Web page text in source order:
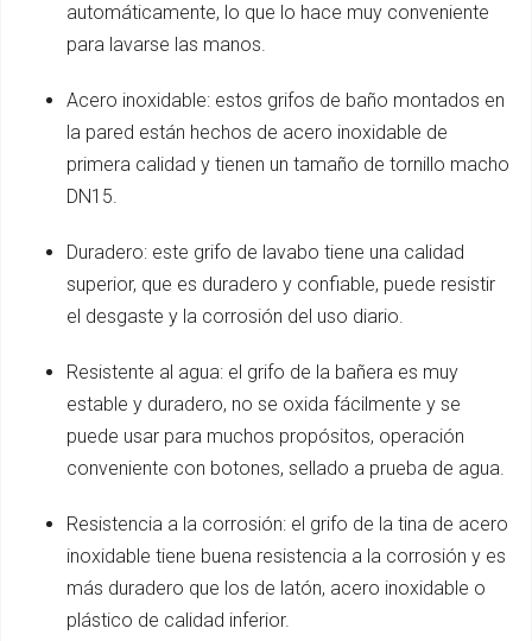
automáticamente, lo que lo hace muy conveniente
para lavarse las manos.
Acero inoxidable: estos grifos de baño montados en
la pared están hechos de acero inoxidable de
primera calidad y tienen un tamaño de tornillo macho
DN15.
Duradero: este grifo de lavabo tiene una calidad
superior, que es duradero y confiable, puede resistir
el desgaste y la corrosión del uso diario.
Resistente al agua: el grifo de la bañera es muy
estable y duradero, no se oxida fácilmente y se
puede usar para muchos propósitos, operación
conveniente con botones, sellado a prueba de agua.
Resistencia a la corrosión: el grifo de la tina de acero
inoxidable tiene buena resistencia a la corrosión y es
más duradero que los de latón, acero inoxidable o
plástico de calidad inferior.